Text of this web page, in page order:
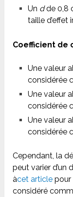
Un dde 0,8
taille d’effet
Coefficient de
Une valeur
considérée
Une valeur
considérée
Une valeur
considérée
Cependant, la
peut varier d’un
àcet article pour
considéré